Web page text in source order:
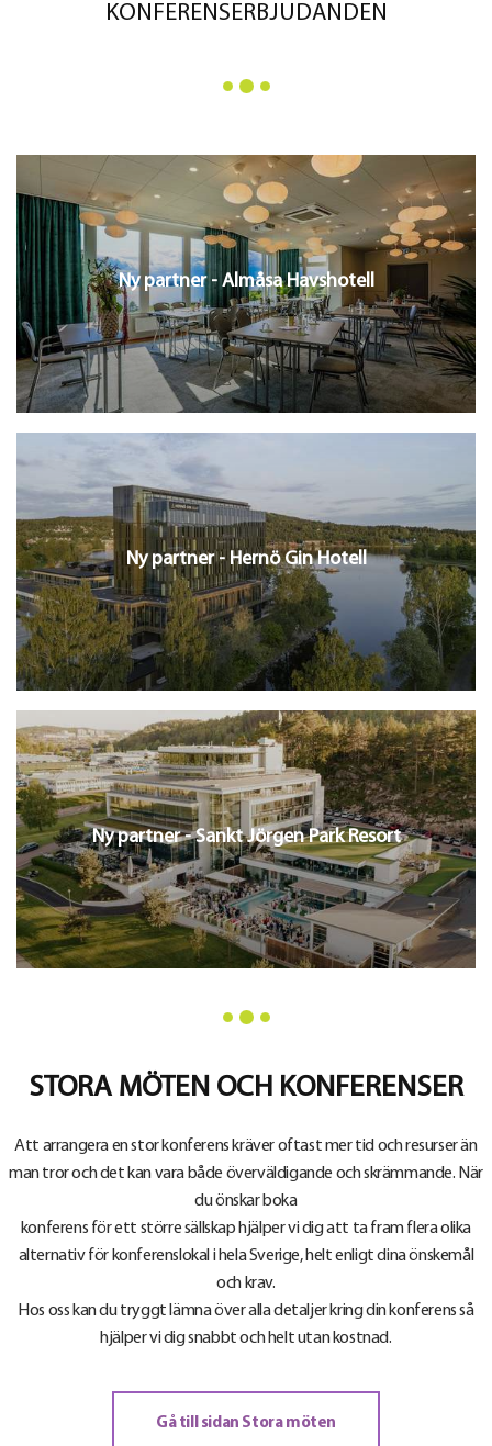
KONFERENSERBJUDANDEN
Ny partner - Almåsa Havshotell
Ny partner - Hernö Gin Hotell
Ny partner - Sankt Jörgen Park Resort
STORA MÖTEN OCH KONFERENSER
Att arrangera en stor konferens kräver oftast mer tid och resurser än
man tror och det kan vara både överväldigande och skrämmande. När
du önskar boka
konferens för ett större sällskap hjälper vi dig att ta fram flera olika
alternativ för konferenslokal i hela Sverige, helt enligt dina önskemål
och krav.
Hos oss kan du tryggt lämna över alla detaljer kring din konferens så
hjälper vi dig snabbt och helt utan kostnad.
Gå till sidan Stora möten